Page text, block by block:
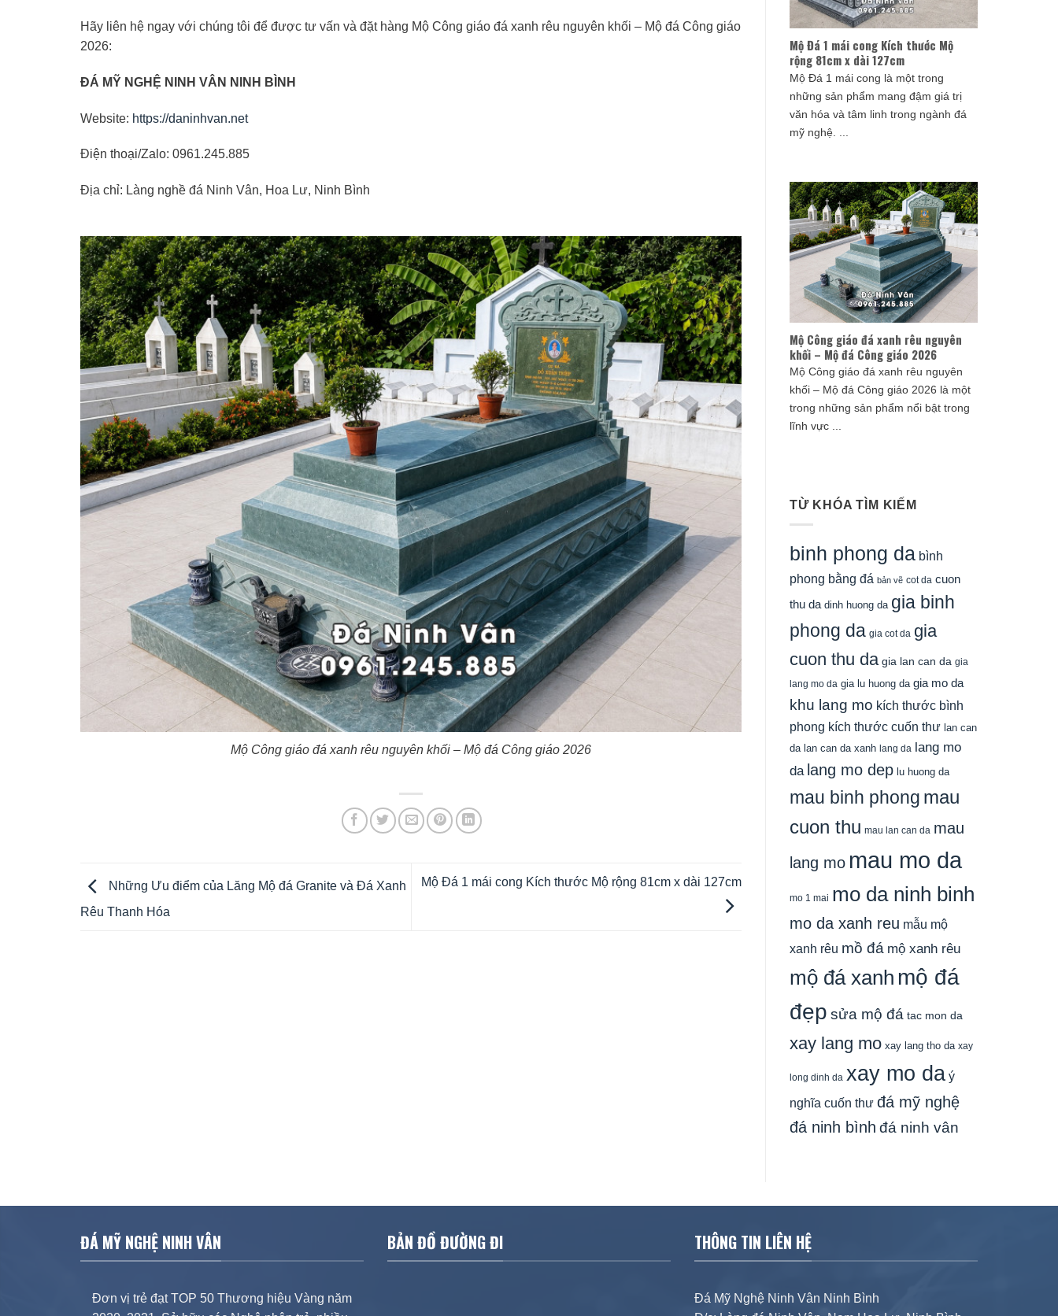
Hãy liên hệ ngay với chúng tôi để được tư vấn và đặt hàng Mộ Công giáo đá xanh rêu nguyên khối – Mộ đá Công giáo
2026:
ĐÁ MỸ NGHỆ NINH VÂN NINH BÌNH
Website: https://daninhvan.net
Điện thoại/Zalo: 0961.245.885
Địa chỉ: Làng nghề đá Ninh Vân, Hoa Lư, Ninh Bình
Mộ Công giáo đá xanh rêu nguyên khối – Mộ đá Công giáo 2026
Những Ưu điểm của Lăng Mộ đá Granite và Đá Xanh
Rêu Thanh Hóa
Mộ Đá 1 mái cong Kích thước Mộ rộng 81cm x dài 127cm
Mộ Đá 1 mái cong Kích thước Mộ
rộng 81cm x dài 127cm
Mộ Đá 1 mái cong là một trong
những sản phẩm mang đậm giá trị
văn hóa và tâm linh trong ngành đá
mỹ nghệ. ...
Mộ Công giáo đá xanh rêu nguyên
khối – Mộ đá Công giáo 2026
Mộ Công giáo đá xanh rêu nguyên
khối – Mộ đá Công giáo 2026 là một
trong những sản phẩm nổi bật trong
lĩnh vực ...
TỪ KHÓA TÌM KIẾM
binh phong da bình
phong bằng đá bản vẽ cot da cuon
thu da dinh huong da gia binh
phong da gia cot da gia
cuon thu da gia lan can da gia
lang mo da gia lu huong da gia mo da
khu lang mo kích thước bình
phong kích thước cuốn thư lan can
da lan can da xanh lang da lang mo
da lang mo dep lu huong da
mau binh phong mau
cuon thu mau lan can da mau
lang mo mau mo da
mo 1 mai mo da ninh binh
mo da xanh reu mẫu mộ
xanh rêu mồ đá mộ xanh rêu
mộ đá xanh mộ đá
đẹp sửa mộ đá tac mon da
xay lang mo xay lang tho da xay
long dinh da xay mo da ý
nghĩa cuốn thư đá mỹ nghệ
đá ninh bình đá ninh vân
ĐÁ MỸ NGHỆ NINH VÂN
Đơn vị trẻ đạt TOP 50 Thương hiệu Vàng năm
BẢN ĐỒ ĐƯỜNG ĐI THÔNG TIN LIÊN HỆ
Đá Mỹ Nghệ Ninh Vân Ninh Bình